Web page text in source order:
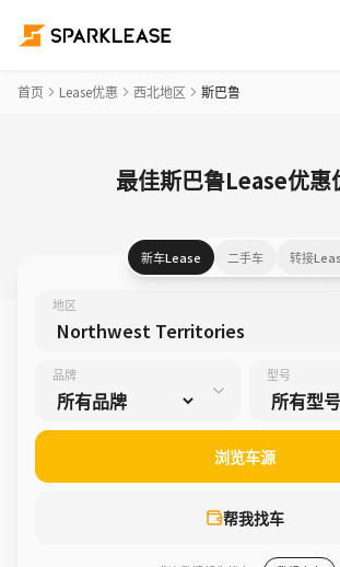
首页 Lease优惠 西北地区 斯巴鲁
最佳斯巴鲁Lease优惠
新车Lease 二手车 转接
地区
品牌 型号
帮我找车
浏览车源